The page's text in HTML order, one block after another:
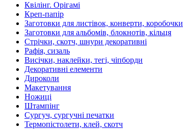
Квілінг. Орігамі
Креп-папір
Заготовки для листівок, конверти, коробочки
Заготовки для альбомів, блокнотів, кільця
Стрічки, скотч, шнури декоративні
Рафія, сизаль
Висічки, наклейки, тегі, чіпборди
Декоративні елементи
Дироколи
Макетування
Ножиці
Штампінг
Сургуч, сургучні печатки
Термопістолети, клей, скотч